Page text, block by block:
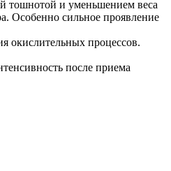
тошнотой и уменьшением веса
Особенно сильное проявление
окислительных процессов.
после приема